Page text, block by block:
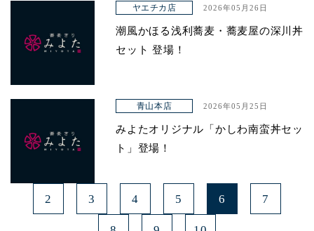
ヤエチカ店 2026年05月26日
潮風かほる浅利蕎麦・蕎麦屋の深川丼
セット 登場！
青山本店 2026年05月25日
みよたオリジナル「かしわ南蛮丼セッ
ト」登場！
2 3 4 5 6 7